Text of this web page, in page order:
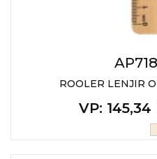
ROOLER LENJIR
VP: 145,34